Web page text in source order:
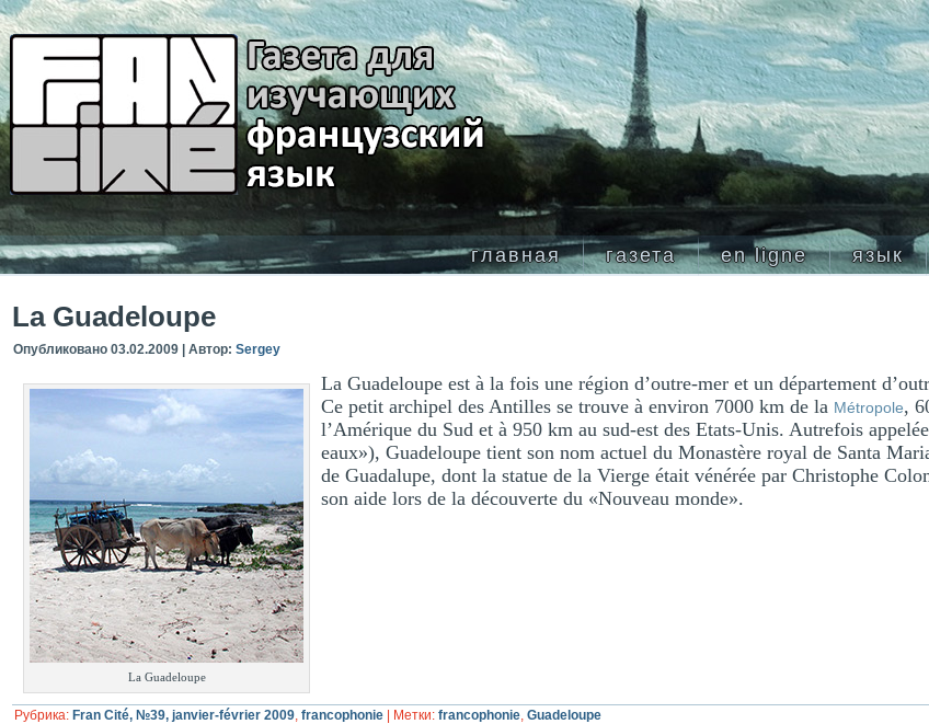
главная газета en ligne язык
La Guadeloupe
Опубликовано 03.02.2009 Автор: Sergey
La Guadeloupe
La Guadeloupe est à la fois une région d’outre-mer et un département
Ce petit archipel des Antilles se trouve à environ 7000 km de la Métropole,
l’Amérique du Sud et à 950 km au sud-est des Etats-Unis. Autrefois
eaux»), Guadeloupe tient son nom actuel du Monastère royal de Santa
de Guadalupe, dont la statue de la Vierge était vénérée par Christophe
son aide lors de la découverte du «Nouveau monde».
Рубрика: Fran Cité, №39, janvier-février 2009, francophonie Метки: francophonie, Guadeloupe